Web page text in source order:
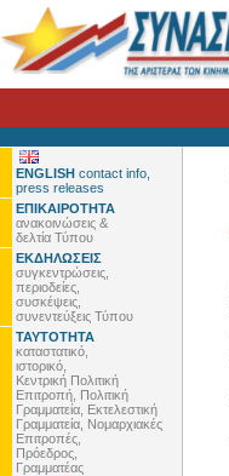
ENGLISH contact info,
press releases
ΕΠΙΚΑΙΡΟΤΗΤΑ
ανακοινώσεις &
δελτία Τύπου
ΕΚΔΗΛΩΣΕΙΣ
συγκεντρώσεις,
περιοδείες,
συσκέψεις,
συνεντεύξεις Τύπου
ΤΑΥΤΟΤΗΤΑ
καταστατικό,
ιστορικό,
Κεντρική Πολιτική
Επιτροπή, Πολιτική
Γραμματεία, Εκτελεστική
Γραμματεία, Νομαρχιακές
Επιτροπές,
Πρόεδρος,
Γραμματέας